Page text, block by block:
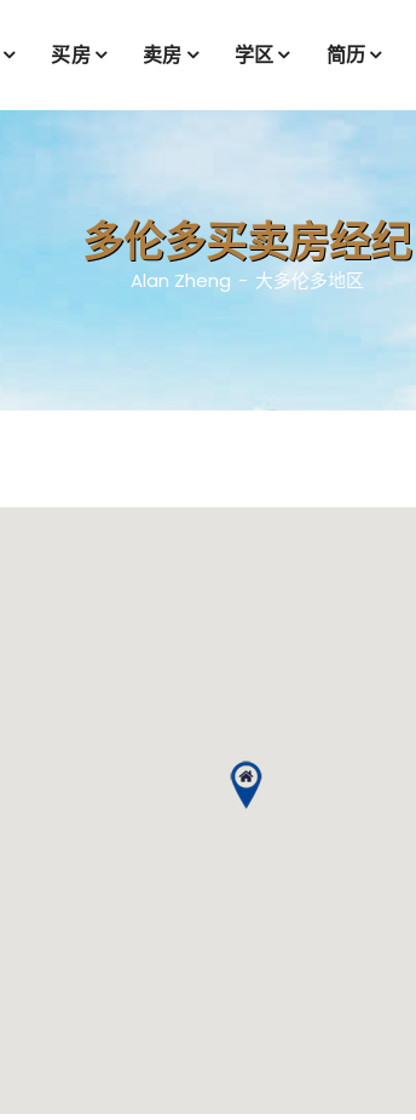
买房 卖房 学区 简历
多伦多买卖房经纪
Alan Zheng 大多伦多地区